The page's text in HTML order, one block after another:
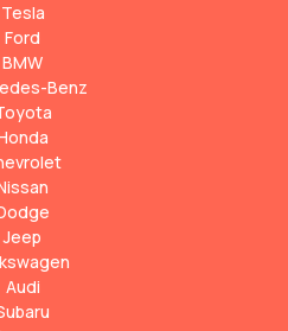
Tesla
Ford
BMW
Benz
Jeep
Audi